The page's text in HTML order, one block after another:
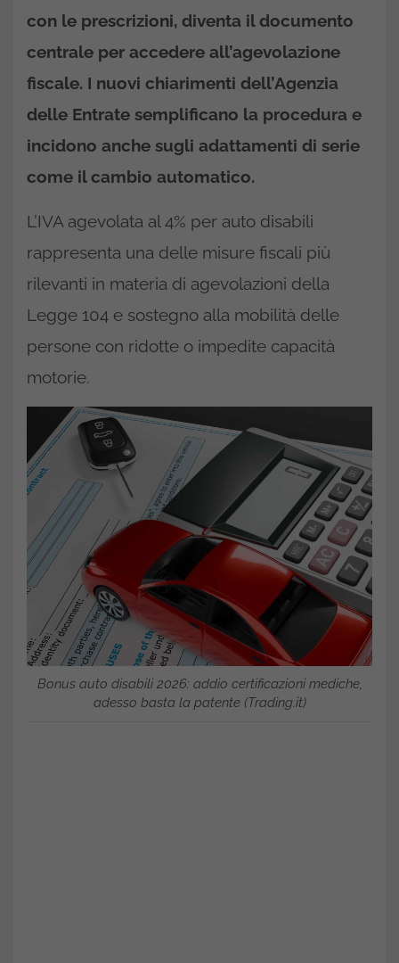
con le prescrizioni, diventa il documento
centrale per accedere all’agevolazione
fiscale. I nuovi chiarimenti dell’Agenzia
delle Entrate semplificano la procedura e
incidono anche sugli adattamenti di serie
come il cambio automatico.
L’IVA agevolata al 4% per auto disabili
rappresenta una delle misure fiscali più
rilevanti in materia di agevolazioni della
Legge 104 e sostegno alla mobilità delle
persone con ridotte o impedite capacità
motorie.
Bonus auto disabili 2026: addio certificazioni mediche,
adesso basta la patente (Trading.it)